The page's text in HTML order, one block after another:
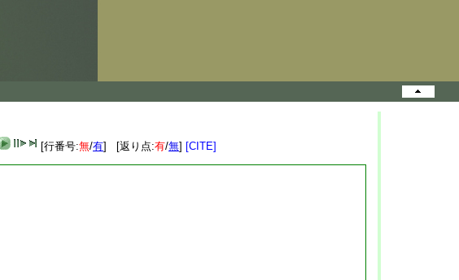
[行番号:無/有] [返り点:有/無] [CITE]